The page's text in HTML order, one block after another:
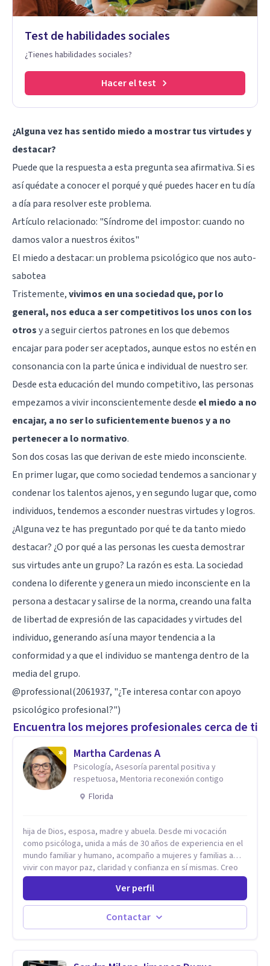
Test de habilidades sociales
¿Tienes habilidades sociales?
Hacer el test
¿Alguna vez has sentido miedo a mostrar tus virtudes y
destacar?
Puede que la respuesta a esta pregunta sea afirmativa. Si es
así quédate a conocer el porqué y qué puedes hacer en tu día
a día para resolver este problema.
Artículo relacionado: "Síndrome del impostor: cuando no
damos valor a nuestros éxitos"
El miedo a destacar: un problema psicológico que nos auto-
sabotea
Tristemente,vivimos en una sociedad que, por lo
general, nos educa a ser competitivos los unos con los
otrosy a seguir ciertos patrones en los que debemos
encajar para poder ser aceptados, aunque estos no estén en
consonancia con la parte única e individual de nuestro ser.
Desde esta educación del mundo competitivo, las personas
empezamos a vivir inconscientemente desde el miedo a no
encajar, a no ser lo suficientemente buenos y a no
pertenecer a lo normativo.
Son dos cosas las que derivan de este miedo inconsciente.
En primer lugar, que como sociedad tendemos a sancionar y
condenar los talentos ajenos, y en segundo lugar que, como
individuos, tendemos a esconder nuestras virtudes y logros.
¿Alguna vez te has preguntado por qué te da tanto miedo
destacar? ¿O por qué a las personas les cuesta demostrar
sus virtudes ante un grupo? La razón es esta. La sociedad
condena lo diferente y genera un miedo inconsciente en la
persona a destacar y salirse de la norma, creando una falta
de libertad de expresión de las capacidades y virtudes del
individuo, generando así una mayor tendencia a la
conformidad y a que el individuo se mantenga dentro de la
media del grupo.
@professional(2061937, "¿Te interesa contar con apoyo
psicológico profesional?")
Encuentra los mejores profesionales cerca de ti
Martha Cardenas A
Psicología, Asesoría parental positiva y
respetuosa, Mentoria reconexión contigo
Florida
hija de Dios, esposa, madre y abuela. Desde mi vocación
como psicóloga, unida a más de 30 años de experiencia en el
mundo familiar y humano, acompaño a mujeres y familias a
vivir con mayor paz, claridad y confianza en sí mismas. Creo
profundamente que la vida está hecha de etapas, y que cada
ciclo —personal, emocional, espiritual y familiar— trae
oportunidades de crecimiento. Por eso utilizo una
combinación de psicología positiva, enfoque humanista,
herramientas contemporáneas de bienestar mental y
Ver perfil
Contactar